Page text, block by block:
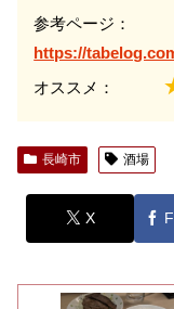
参考ページ：
https://
オススメ：
長崎市 酒場
X